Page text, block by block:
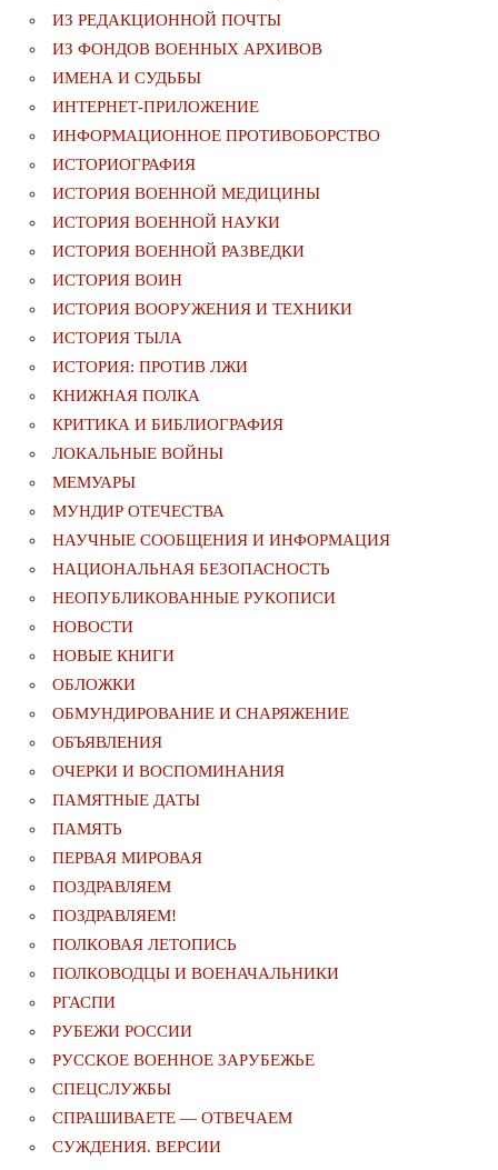
ИЗ РЕДАКЦИОННОЙ ПОЧТЫ
ИЗ ФОНДОВ ВОЕННЫХ АРХИВОВ
ИМЕНА И СУДЬБЫ
ИНТЕРНЕТ-ПРИЛОЖЕНИЕ
ИНФОРМАЦИОННОЕ ПРОТИВОБОРСТВО
ИСТОРИОГРАФИЯ
ИСТОРИЯ ВОЕННОЙ МЕДИЦИНЫ
ИСТОРИЯ ВОЕННОЙ НАУКИ
ИСТОРИЯ ВОЕННОЙ РАЗВЕДКИ
ИСТОРИЯ ВОИН
ИСТОРИЯ ВООРУЖЕНИЯ И ТЕХНИКИ
ИСТОРИЯ ТЫЛА
ИСТОРИЯ: ПРОТИВ ЛЖИ
КНИЖНАЯ ПОЛКА
КРИТИКА И БИБЛИОГРАФИЯ
ЛОКАЛЬНЫЕ ВОЙНЫ
МЕМУАРЫ
МУНДИР ОТЕЧЕСТВА
НАУЧНЫЕ СООБЩЕНИЯ И ИНФОРМАЦИЯ
НАЦИОНАЛЬНАЯ БЕЗОПАСНОСТЬ
НЕОПУБЛИКОВАННЫЕ РУКОПИСИ
НОВОСТИ
НОВЫЕ КНИГИ
ОБЛОЖКИ
ОБМУНДИРОВАНИЕ И СНАРЯЖЕНИЕ
ОБЪЯВЛЕНИЯ
ОЧЕРКИ И ВОСПОМИНАНИЯ
ПАМЯТНЫЕ ДАТЫ
ПАМЯТЬ
ПЕРВАЯ МИРОВАЯ
ПОЗДРАВЛЯЕМ
ПОЗДРАВЛЯЕМ!
ПОЛКОВАЯ ЛЕТОПИСЬ
ПОЛКОВОДЦЫ И ВОЕНАЧАЛЬНИКИ
РГАСПИ
РУБЕЖИ РОССИИ
РУССКОЕ ВОЕННОЕ ЗАРУБЕЖЬЕ
СПЕЦСЛУЖБЫ
СПРАШИВАЕТЕ — ОТВЕЧАЕМ
СУЖДЕНИЯ. ВЕРСИИ